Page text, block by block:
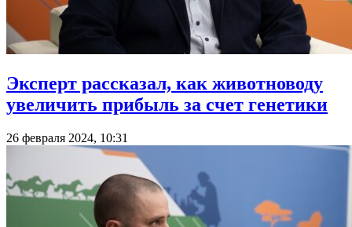
Эксперт рассказал, как животноводу
увеличить прибыль за счет генетики
26 февраля 2024, 10:31